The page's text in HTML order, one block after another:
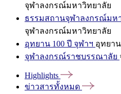
จุฬาลงกรณ์มหาวิทยาลัย
ธรรมสถานจุฬาลงกรณ์มห
จุฬาลงกรณ์มหาวิทยาลัย
อุทยาน 100 ปี จุฬาฯ อุทยา
จุฬาลงกรณ์ราชบรรณาลัย
Highlights
ข่าวสารทั้งหมด